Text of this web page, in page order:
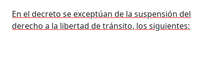
En el decreto se exceptúan de la suspensión del
derecho a la libertad de tránsito, los siguientes: